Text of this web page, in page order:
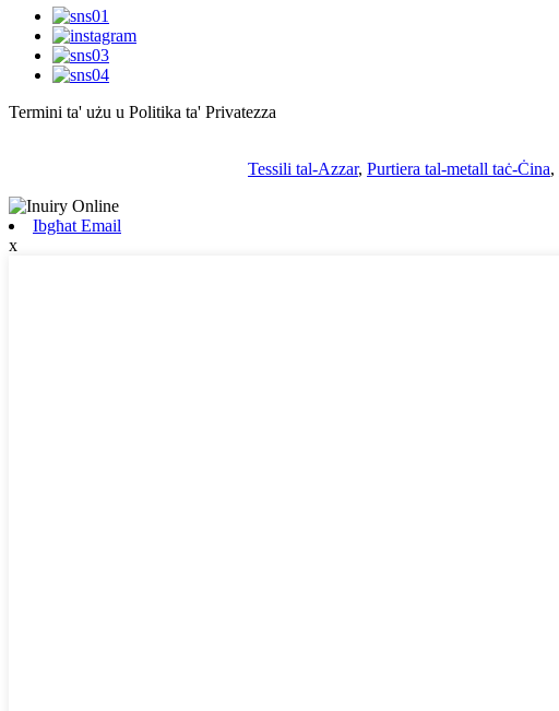
Termini ta' użu u Politika ta' Privatezza
Tessili tal-Azzar, Purtiera tal-metall taċ-Ċina,
Ibgħat Email
x